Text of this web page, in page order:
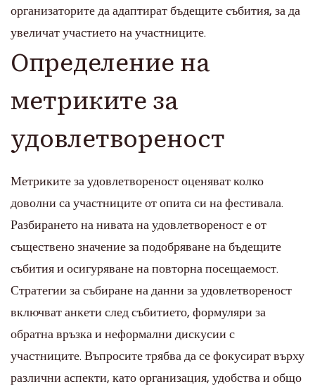
организаторите да адаптират бъдещите събития, за да
увеличат участието на участниците.
Определение на
метриките за
удовлетвореност
Метриките за удовлетвореност оценяват колко
доволни са участниците от опита си на фестивала.
Разбирането на нивата на удовлетвореност е от
съществено значение за подобряване на бъдещите
събития и осигуряване на повторна посещаемост.
Стратегии за събиране на данни за удовлетвореност
включват анкети след събитието, формуляри за
обратна връзка и неформални дискусии с
участниците. Въпросите трябва да се фокусират върху
различни аспекти, като организация, удобства и общо